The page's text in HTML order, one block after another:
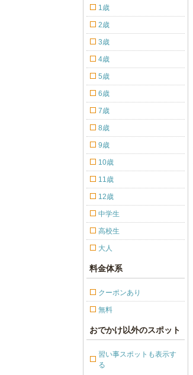
1歳
2歳
3歳
4歳
5歳
6歳
7歳
8歳
9歳
10歳
11歳
12歳
中学生
高校生
大人
料金体系
クーポンあり
無料
おでかけ以外のスポット
習い事スポットも表示す
る